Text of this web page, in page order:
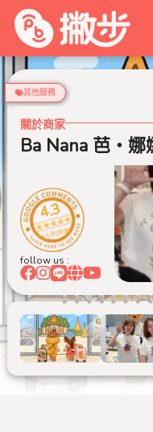
其他服務
關於商家
Ba Nana 芭‧娜
4.3
15 則評論
follow us :